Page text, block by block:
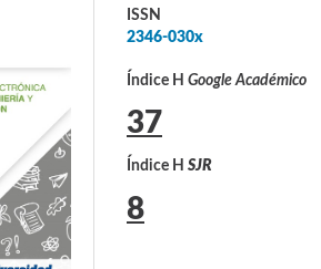
ISSN
2346-030x
Índice H Google Académico
37
Índice H SJR
8